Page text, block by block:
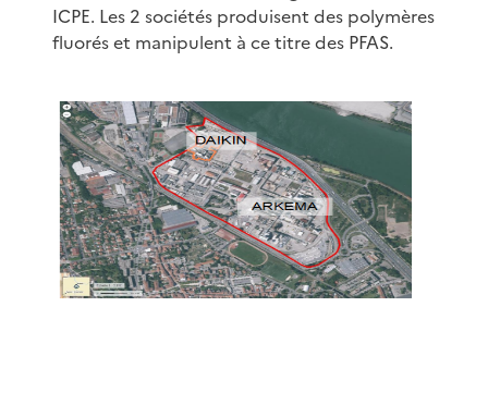
ICPE. Les 2 sociétés produisent des polymères
fluorés et manipulent à ce titre des PFAS.